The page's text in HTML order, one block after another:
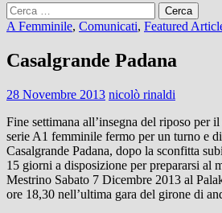
Ricerca
per:
A Femminile, Comunicati, Featured
Casalgrande Padana
28 Novembre 2013 nicolò rinaldi
Fine settimana all’insegna del riposo per
serie A1 femminile fermo per un turno e
Casalgrande Padana, dopo la sconfitta
15 giorni a disposizione per prepararsi al
Mestrino Sabato 7 Dicembre 2013 al
ore 18,30 nell’ultima gara del girone di